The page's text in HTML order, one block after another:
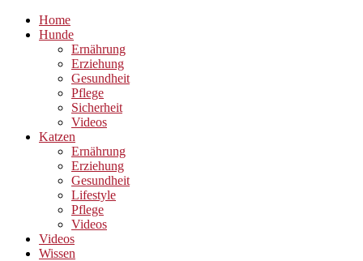
Home
Hunde
Ernährung
Erziehung
Gesundheit
Pflege
Sicherheit
Videos
Katzen
Ernährung
Erziehung
Gesundheit
Lifestyle
Pflege
Videos
Videos
Wissen